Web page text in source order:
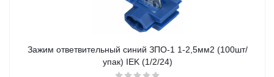
Зажим ответвительный синий ЗПО-1 1-2,5мм2 (100шт/
упак) IEK (1/2/24)